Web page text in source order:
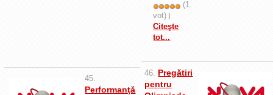
vot)
Citeşte
tot...
45.
Performanţă
46.Pregătiri
pentru